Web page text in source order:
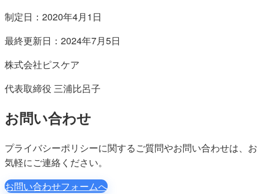
制定日：2020年4月1日
最終更新日：2024年7月5日
株式会社ピスケア
代表取締役 三浦比呂子
お問い合わせ
プライバシーポリシーに関するご質問やお問い合わせは、お
気軽にご連絡ください。
お問い合わせフォームへ